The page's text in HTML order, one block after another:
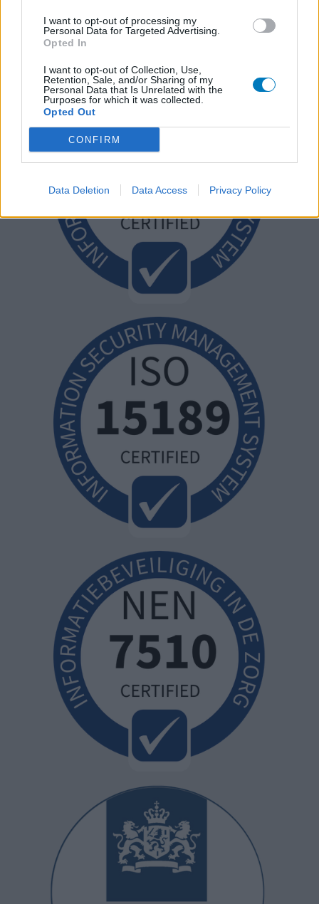
I want to opt-out of processing my
Personal Data for Targeted Advertising.
Opted In
I want to opt-out of Collection, Use,
Retention, Sale, and/or Sharing of my
Personal Data that Is Unrelated with the
Purposes for which it was collected.
Opted Out
CONFIRM
Data Deletion Data Access Privacy Policy